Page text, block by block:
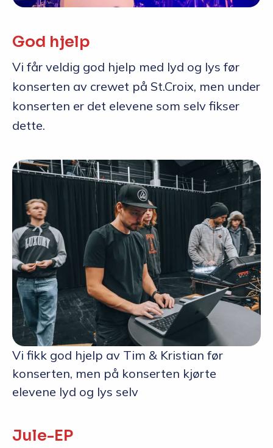
God hjelp
Vi får veldig god hjelp med lyd og lys før
konserten av crewet på St.Croix, men under
konserten er det elevene som selv fikser
dette.
Vi fikk god hjelp av Tim & Kristian før
konserten, men på konserten kjørte
elevene lyd og lys selv
Jule-EP